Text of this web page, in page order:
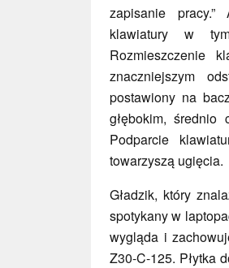
zapisanie
klawiatury w
Rozmieszczenie
znaczniejszym
postawiony na
głębokim, średnio
Podparcie
towarzyszą ugięcia.
Gładzik, który
spotykany w
wygląda i
Z30-C-125. Płytka